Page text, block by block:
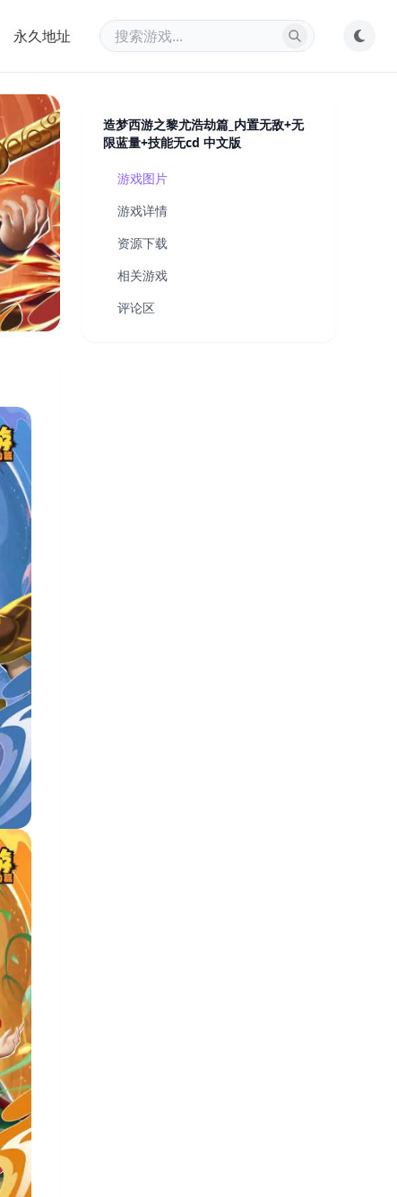
永久地址
造梦西游之黎尤浩劫篇_内置无敌+无
限蓝量+技能无cd 中文版
游戏图片
游戏详情
资源下载
相关游戏
评论区